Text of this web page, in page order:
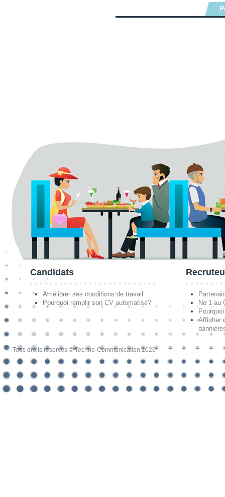
Candidats
Améliorer ses conditions de travail
Pourquoi remplir son CV automatisé?
No 1 au
Afficher
Tous droits réservés © Techno-Communication 2026